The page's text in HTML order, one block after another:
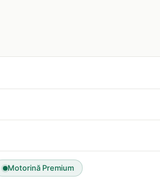
Motorină Premium